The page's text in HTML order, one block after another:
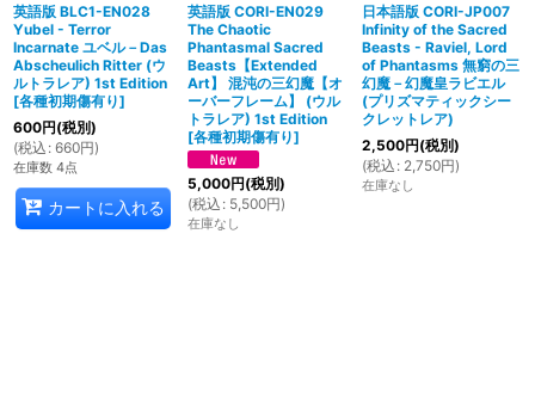
英語版 BLC1-EN028
Yubel - Terror
Incarnate ユベル－Das
Abscheulich Ritter (ウ
ルトラレア) 1st Edition
[各種初期傷有り]
600円(税別)
(税込 : 660円)
在庫数 4点
カートに入れる
英語版 CORI-EN029
The Chaotic
Phantasmal Sacred
Beasts【Extended
Art】 混沌の三幻魔【オ
ーバーフレーム】 (ウル
トラレア) 1st Edition
[各種初期傷有り]
5,000円(税別)
(税込 : 5,500円)
在庫なし
日本語版 CORI-JP007
Infinity of the Sacred
Beasts - Raviel, Lord
of Phantasms 無窮の三
幻魔－幻魔皇ラビエル
(プリズマティックシー
クレットレア)
2,500円(税別)
(税込 : 2,750円)
在庫なし